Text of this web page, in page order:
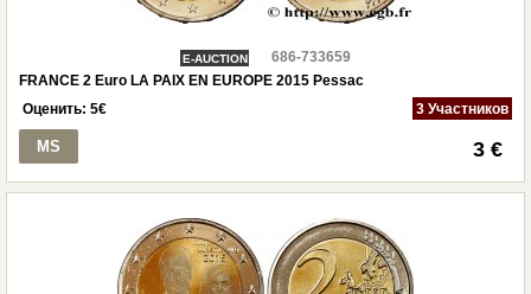
E-AUCTION
686-733659
FRANCE 2 Euro LA PAIX EN EUROPE 2015 Pessac
Оценить: 5€ 3 Участников
MS 3 €